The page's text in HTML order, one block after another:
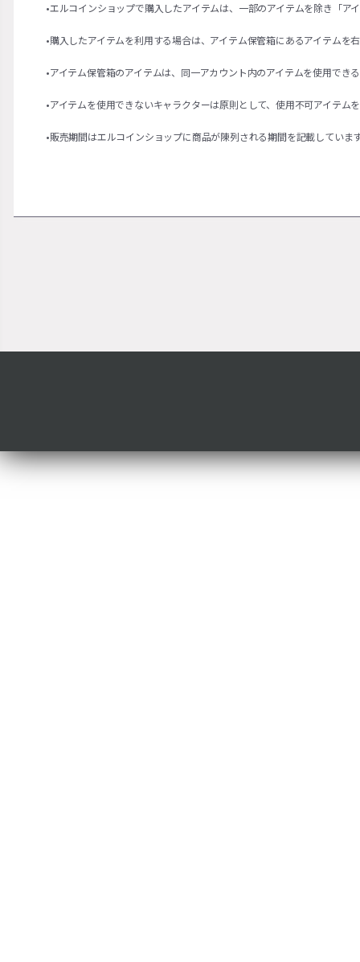
•エルコインショップで購入したアイテムは、一部のアイテムを除き「ア
•購入したアイテムを利用する場合は、アイテム保管箱にあるアイテムを
•アイテム保管箱のアイテムは、同一アカウント内のアイテムを使用でき
•アイテムを使用できないキャラクターは原則として、使用不可アイテム
•販売期間はエルコインショップに商品が陳列される期間を記載してい